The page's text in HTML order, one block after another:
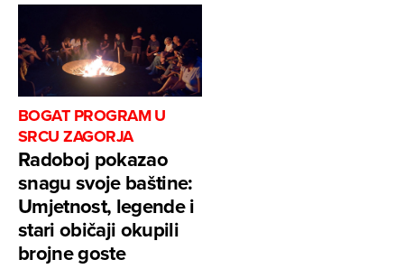
BOGAT PROGRAM U
SRCU ZAGORJA
Radoboj pokazao
snagu svoje baštine:
Umjetnost, legende i
stari običaji okupili
brojne goste